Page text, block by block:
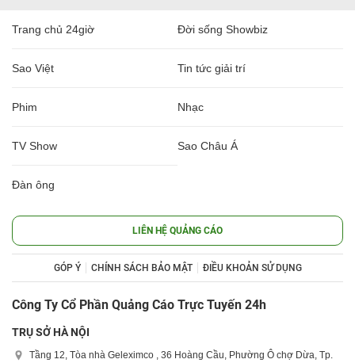
Trang chủ 24giờ Đời sống Showbiz
Sao Việt Tin tức giải trí
Phim Nhạc
TV Show Sao Châu Á
Đàn ông
LIÊN HỆ QUẢNG CÁO
GÓP Ý CHÍNH SÁCH BẢO MẬT ĐIỀU KHOẢN SỬ DỤNG
Công Ty Cổ Phần Quảng Cáo Trực Tuyến 24h
TRỤ SỞ HÀ NỘI
Tầng 12, Tòa nhà Geleximco , 36 Hoàng Cầu, Phường Ô chợ Dừa, Tp.